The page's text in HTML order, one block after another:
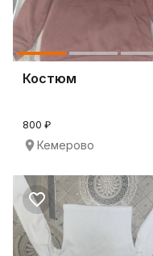
Костюм
800 ₽
Кемерово